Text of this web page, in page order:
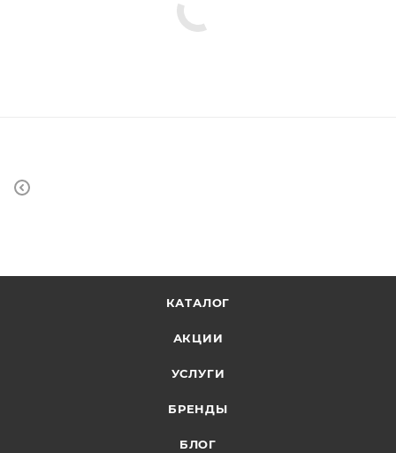
КАТАЛОГ
АКЦИИ
УСЛУГИ
БРЕНДЫ
БЛОГ